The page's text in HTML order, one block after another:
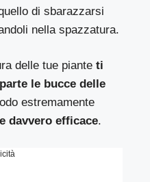
di sbarazzarsi
nella spazzatura.
delle tue piante ti
le bucce delle
estremamente
davvero efficace.